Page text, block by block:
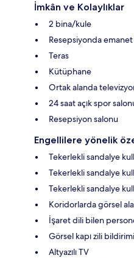
İmkân ve Kolaylıklar
2 bina/kule
Resepsiyonda emanet
Teras
Kütüphane
Ortak alanda
24 saat açık spor
Resepsiyon salonu
Engellilere yönelik
Tekerlekli sandalye
Tekerlekli sandalye
Tekerlekli sandalye
Koridorlarda görsel
İşaret dili bilen
Görsel kapı zili bildirimi
Altyazılı TV